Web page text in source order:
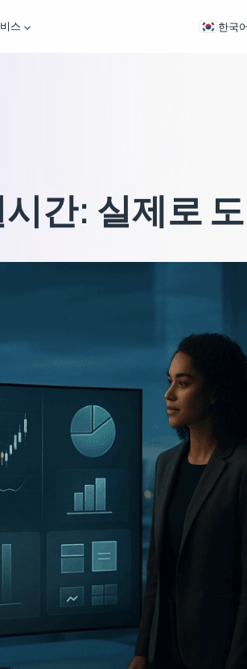
스  한국어
간: 실제로